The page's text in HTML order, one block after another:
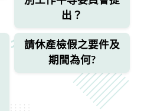
出？
請休產檢假之要件及
期間為何?